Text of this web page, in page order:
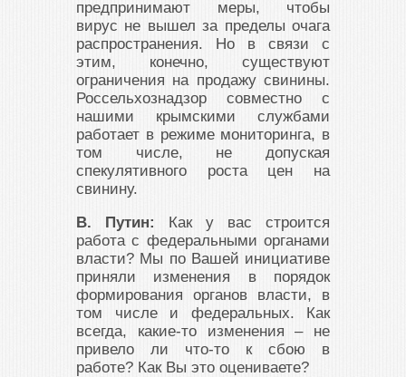
предпринимают меры, чтобы
вирус не вышел за пределы очага
распространения. Но в связи с
этим, конечно, существуют
ограничения на продажу свинины.
Россельхознадзор совместно с
нашими крымскими службами
работает в режиме мониторинга, в
том числе, не допуская
спекулятивного роста цен на
свинину.
В. Путин:
Как у вас строится
работа с федеральными органами
власти? Мы по Вашей инициативе
приняли изменения в порядок
формирования органов власти, в
том числе и федеральных. Как
всегда, какие-то изменения – не
привело ли что-то к сбою в
работе? Как Вы это оцениваете?